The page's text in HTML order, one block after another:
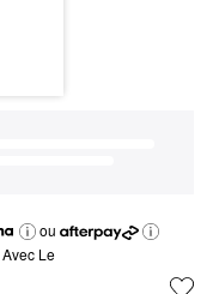
ou
Avec Le